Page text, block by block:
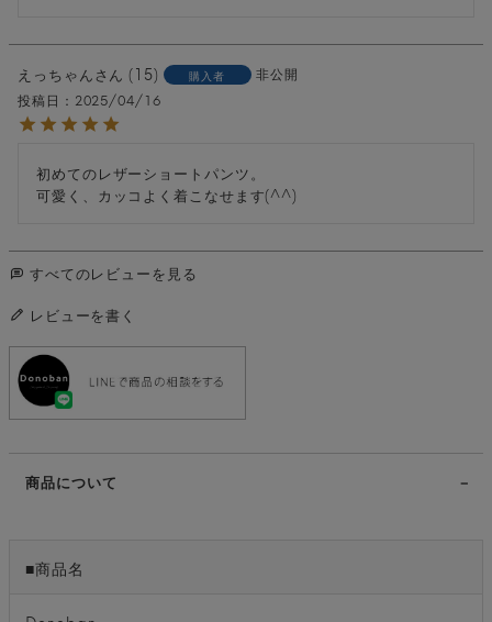
えっちゃん 15 購入者
非公開
投稿日
2025/04/16
初めてのレザーショートパンツ。
可愛く、カッコよく着こなせます(^^)
すべてのレビューを見る
レビューを書く
商品について
■商品名